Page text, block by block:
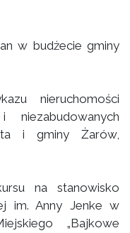
w budżecie gminy
nieruchomości
niezabudowanych
i gminy Żarów,
na stanowisko
im. Anny Jenke w
„Bajkowe